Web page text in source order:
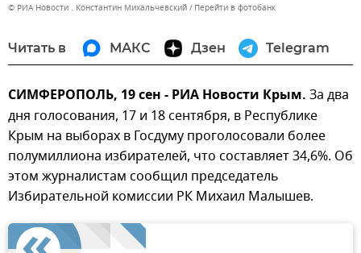
© РИА Новости . Константин Михальчевский Перейти в фотобанк
Читать в МАКС Дзен Telegram
СИМФЕРОПОЛЬ, 19 сен - РИА Новости Крым. За два
дня голосования, 17 и 18 сентября, в Республике
Крым на выборах в Госдуму проголосовали более
полумиллиона избирателей, что составляет 34,6%. Об
этом журналистам сообщил председатель
Избирательной комиссии РК Михаил Малышев.